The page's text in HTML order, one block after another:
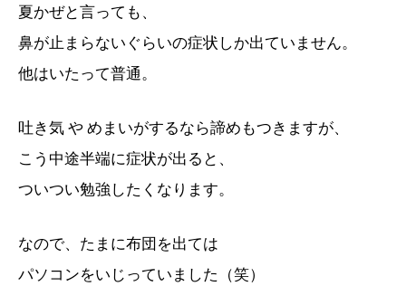
夏かぜと言っても、
鼻が止まらないぐらいの症状しか出ていません。
他はいたって普通。
吐き気 や めまいがするなら諦めもつきますが、
こう中途半端に症状が出ると、
ついつい勉強したくなります。
なので、たまに布団を出ては
パソコンをいじっていました（笑）